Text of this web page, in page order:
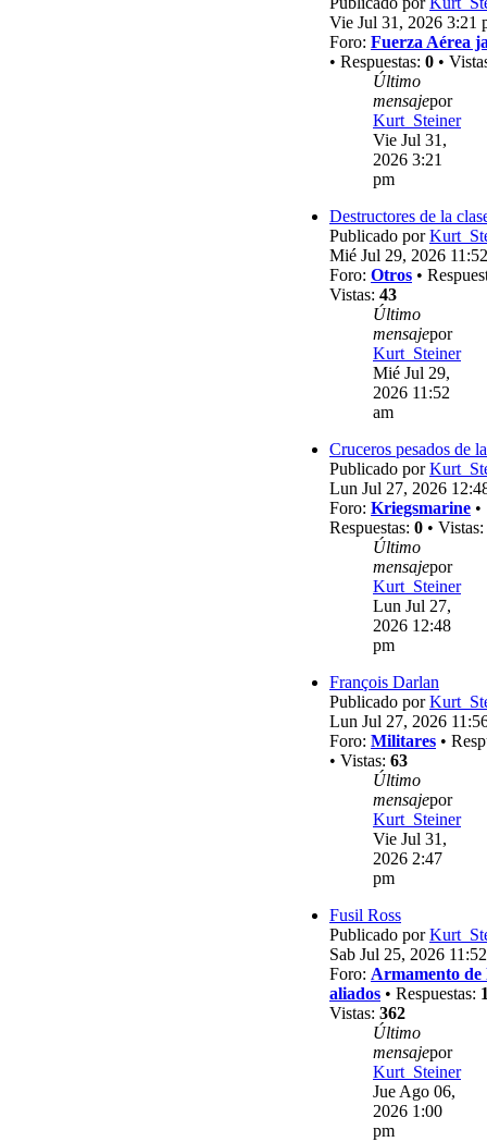
Vie Jul 31, 2026 3:21
Foro: Fuerza Aérea
• Respuestas: 0 •
Último
mensajepor
Kurt_Steiner
Vie Jul 31,
2026 3:21
pm
Destructores de la
Publicado por
Mié Jul 29, 2026
Foro: Otros •
Vistas: 43
Último
mensajepor
Kurt_Steiner
Mié Jul 29,
2026 11:52
am
Cruceros pesados de
Publicado por
Lun Jul 27, 2026
Foro: Kriegsmarine •
Respuestas: 0 • Vistas:
Último
mensajepor
Kurt_Steiner
Lun Jul 27,
2026 12:48
pm
François Darlan
Publicado por
Lun Jul 27, 2026
Foro: Militares •
• Vistas: 63
Último
mensajepor
Kurt_Steiner
Vie Jul 31,
2026 2:47
pm
Fusil Ross
Publicado por
Sab Jul 25, 2026
Foro: Armamento de
aliados • Respuestas:
Vistas: 362
Último
mensajepor
Kurt_Steiner
Jue Ago 06,
2026 1:00
pm